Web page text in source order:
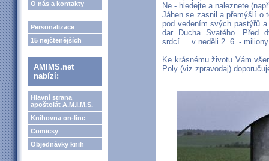
O nás a kontakty
Personalizace
15 nejčtenějších
AMIMS.net
nabízí:
Hlavní strana
apoštolát A.M.I.M.S.
Knihovna on-line
Comicsy
Objednávky knih
Ne - hledejte a naleznete
Jáhen se zasnil a přemýšlí o
pod vedením svých pastýřů
dar Ducha Svatého. Před
srdcí.... v neděli 2. 6. -
Ke krásnému životu Vám
Poly (viz zpravodaj)